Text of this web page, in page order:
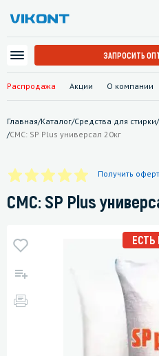
Распродажа Акции О компании
ЗАПРОСИТЬ
Главная/Каталог/Средства для стирки/
/СМС: SP Plus универсал 20кг
Получить
СМС: SP Plus
ЕСТЬ